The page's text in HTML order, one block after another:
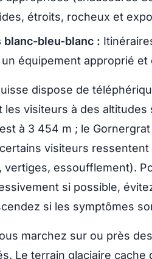
étroits, rocheux et
blanc-bleu-blanc :
un équipement approprié
dispose de
les visiteurs à des
à 3 454 m ; le
visiteurs
vertiges, essoufflement).
si possible,
si les symptômes
marchez sur ou près
Le terrain glaciaire cache